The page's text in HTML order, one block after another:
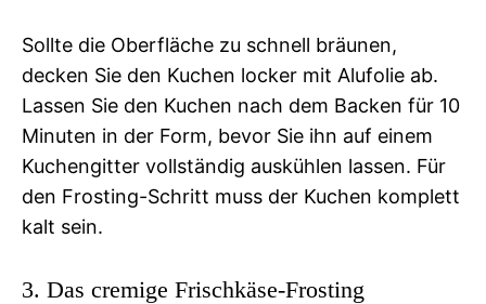
Sollte die Oberfläche zu schnell bräunen,
decken Sie den Kuchen locker mit Alufolie ab.
Lassen Sie den Kuchen nach dem Backen für 10
Minuten in der Form, bevor Sie ihn auf einem
Kuchengitter vollständig auskühlen lassen. Für
den Frosting-Schritt muss der Kuchen komplett
kalt sein.
3. Das cremige Frischkäse-Frosting